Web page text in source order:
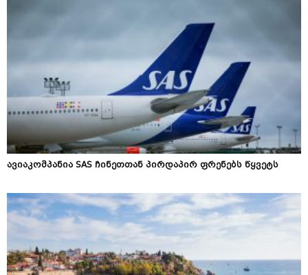
ავიაკომპანია SAS ჩინეთთან პირდაპირ ფრენებს წყვეტს